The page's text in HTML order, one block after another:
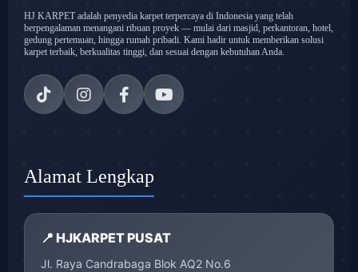
HJ KARPET adalah penyedia karpet terpercaya di Indonesia yang telah
berpengalaman menangani ribuan proyek — mulai dari masjid, perkantoran, hotel,
gedung pertemuan, hingga rumah pribadi. Kami hadir untuk memberikan solusi
karpet terbaik, berkualitas tinggi, dan sesuai dengan kebutuhan Anda.
Alamat Lengkap
📍 HJKARPET PUSAT
Jl. Raya Candrabaga Blok AQ2 No.6